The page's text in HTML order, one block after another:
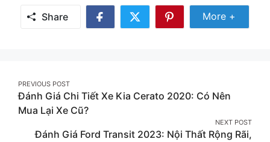
Share
Share
Share
Share
More +
Post
navigation
PREVIOUS POST
Đánh Giá Chi Tiết Xe Kia Cerato 2020: Có Nên
Mua Lại Xe Cũ?
NEXT POST
Đánh Giá Ford Transit 2023: Nội Thất Rộng Rãi,